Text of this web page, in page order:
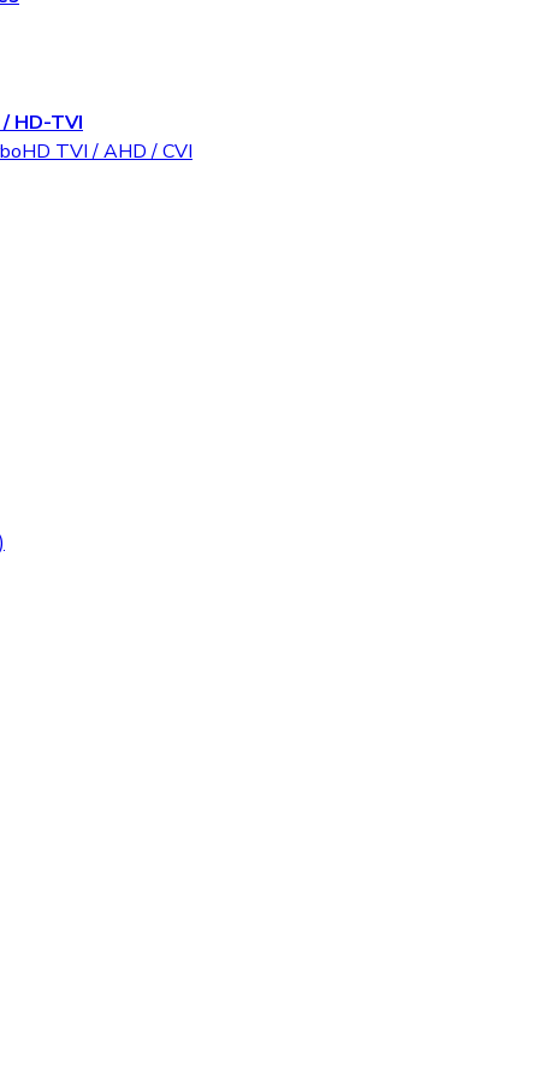
HD-TVI
TVI / AHD / CVI